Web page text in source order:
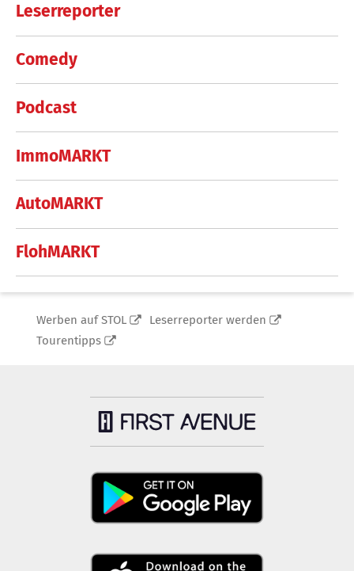
Leserreporter
Comedy
Podcast
ImmoMARKT
AutoMARKT
FlohMARKT
Werben auf STOL
Leserreporter werden
Tourentipps